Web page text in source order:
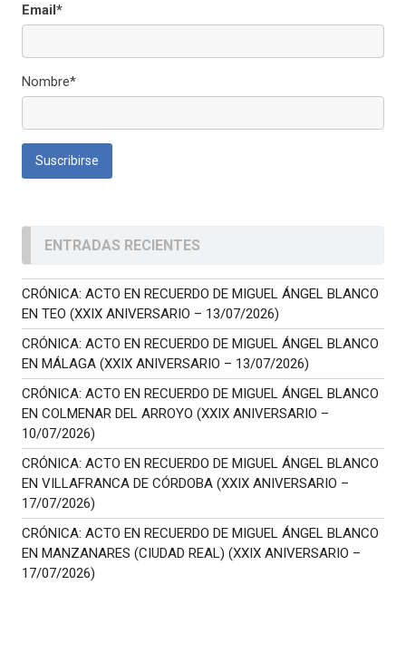
Email*
Nombre*
ENTRADAS RECIENTES
CRÓNICA: ACTO EN RECUERDO DE MIGUEL ÁNGEL BLANCO
EN TEO (XXIX ANIVERSARIO – 13/07/2026)
CRÓNICA: ACTO EN RECUERDO DE MIGUEL ÁNGEL BLANCO
EN MÁLAGA (XXIX ANIVERSARIO – 13/07/2026)
CRÓNICA: ACTO EN RECUERDO DE MIGUEL ÁNGEL BLANCO
EN COLMENAR DEL ARROYO (XXIX ANIVERSARIO –
10/07/2026)
CRÓNICA: ACTO EN RECUERDO DE MIGUEL ÁNGEL BLANCO
EN VILLAFRANCA DE CÓRDOBA (XXIX ANIVERSARIO –
17/07/2026)
CRÓNICA: ACTO EN RECUERDO DE MIGUEL ÁNGEL BLANCO
EN MANZANARES (CIUDAD REAL) (XXIX ANIVERSARIO –
17/07/2026)